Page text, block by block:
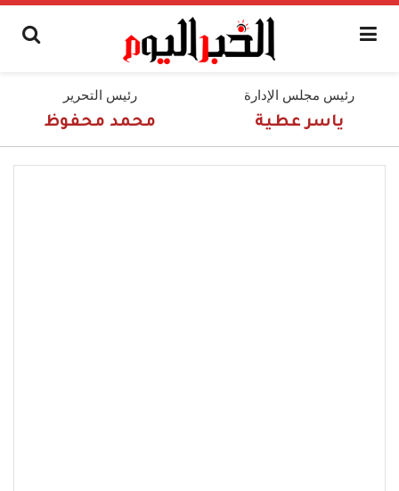
رئيس مجلس الإدارة
ياسر عطية
رئيس التحرير
محمد محفوظ